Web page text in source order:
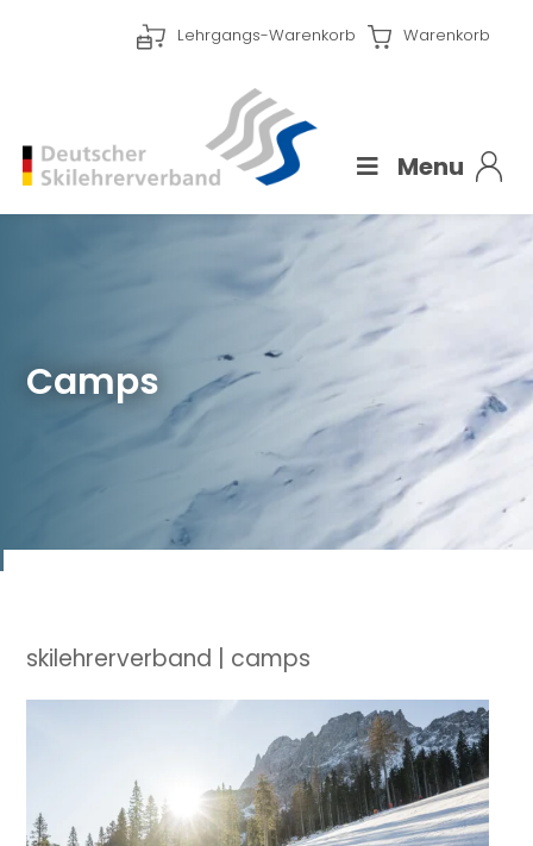
Lehrgangs-Warenkorb Warenkorb
Menu
Camps
skilehrerverband | camps